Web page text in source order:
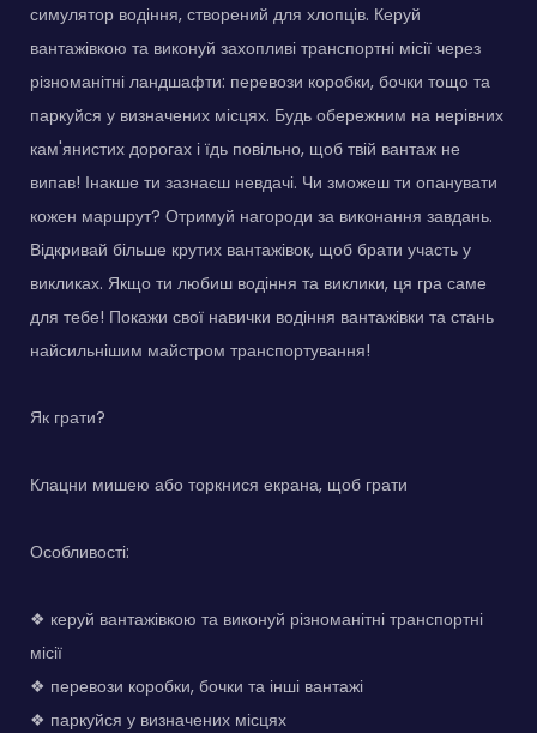
симулятор водіння, створений для хлопців. Керуй
вантажівкою та виконуй захопливі транспортні місії через
різноманітні ландшафти: перевози коробки, бочки тощо та
паркуйся у визначених місцях. Будь обережним на нерівних
кам'янистих дорогах і їдь повільно, щоб твій вантаж не
випав! Інакше ти зазнаєш невдачі. Чи зможеш ти опанувати
кожен маршрут? Отримуй нагороди за виконання завдань.
Відкривай більше крутих вантажівок, щоб брати участь у
викликах. Якщо ти любиш водіння та виклики, ця гра саме
для тебе! Покажи свої навички водіння вантажівки та стань
найсильнішим майстром транспортування!
Як грати?
Клацни мишею або торкнися екрана, щоб грати
Особливості:
❖ керуй вантажівкою та виконуй різноманітні транспортні
місії
❖ перевози коробки, бочки та інші вантажі
❖ паркуйся у визначених місцях